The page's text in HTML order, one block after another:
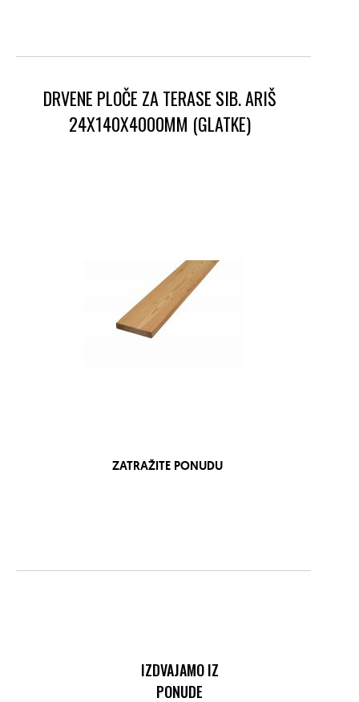
DRVENE PLOČE ZA TERASE SIB. ARIŠ
24X140X4000MM (GLATKE)
ZATRAŽITE PONUDU
IZDVAJAMO IZ
PONUDE